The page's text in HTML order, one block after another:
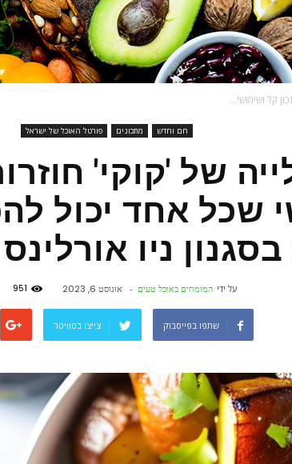
פורטל
אוכל
קל ושימושי...
חם וחדש מתכונים פורטל האוכל של ישראל
של 'קוקי'
שכל אחד יכול
ניו אורלינס ב-5
על ידי המומחים באוכל טעים - אוגוסט 6, 2023 951
שתפו בפייסבוק צייצו בטוויטר